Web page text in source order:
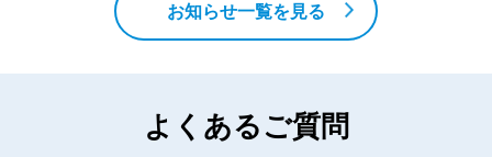
ブ・スケジュール・帳票などがバージョンアップしました
セミナー情報 2026.06.10
「施工管理システム アイピア 導入事例から学ぶ 情報一元
化セミナー」のお知らせ
お知らせ一覧を見る
よくあるご質問